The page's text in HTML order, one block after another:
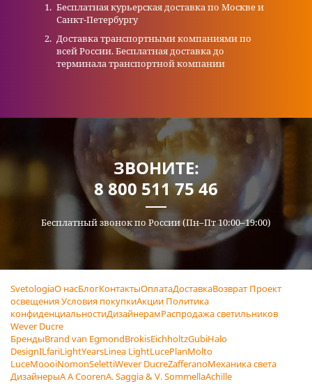
Бесплатная курьерская доставка по Москве и
Санкт-Петербургу
Доставка транспортными компаниями по
всей России. Бесплатная доставка до
терминала транспортной компании
ЗВОНИТЕ:
8 800 511 75 46
Бесплатный звонок по России (Пн–Пт 10:00–19:00)
SvetologiaО насБлогКонтактыОплатаДоставкаВозврат Проект
освещенияУсловия покупкиАкции Политика
конфиденциальностиДизайнерамРаспродажа светильников
Wever Ducre
БрендыBrand van EgmondBrokisEichholtzGubiHalo
DesignILfariLightYearsLinea LightLucePlanMolto
LuceMoooiNomonSelettiWever DucreZafferanoМеханика света
ДизайнерыA A CoorenA. Saggia & V. SommellaAchille